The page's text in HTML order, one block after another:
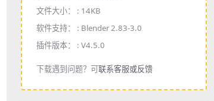
文件大小： : 14KB
软件支持： : Blender 2.83-3.0
插件版本： : V4.5.0
下载遇到问题？可联系客服或反馈